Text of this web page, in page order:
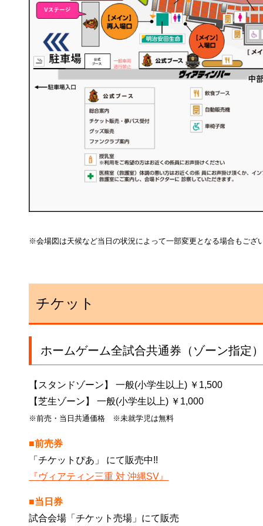
※会場図は天候など当日の状況によって一部変更となる場合もござ
チケット
ホームゲーム全試合共通券（ゾーン指定
【スタンドゾーン】 一般(小学生以上) ￥1,500
【芝生ゾーン】 一般(小学生以上) ￥1,000
※前売・当日共通価格 ※未就学児は無料
■前売券
「チケットぴあ」 にて販売中!!
『ヴィアティン三重 対 沖縄SV』
■当日券
試合会場「チケット売場」にて販売